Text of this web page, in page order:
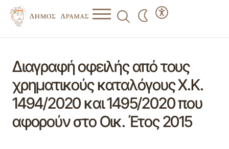
Διαγραφή οφειλής από τους
χρηματικούς καταλόγους Χ.Κ.
1494/2020 και 1495/2020 που
αφορούν στο Οικ. Έτος 2015